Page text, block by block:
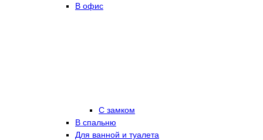
В офис
С замком
В спальню
Для ванной и туалета